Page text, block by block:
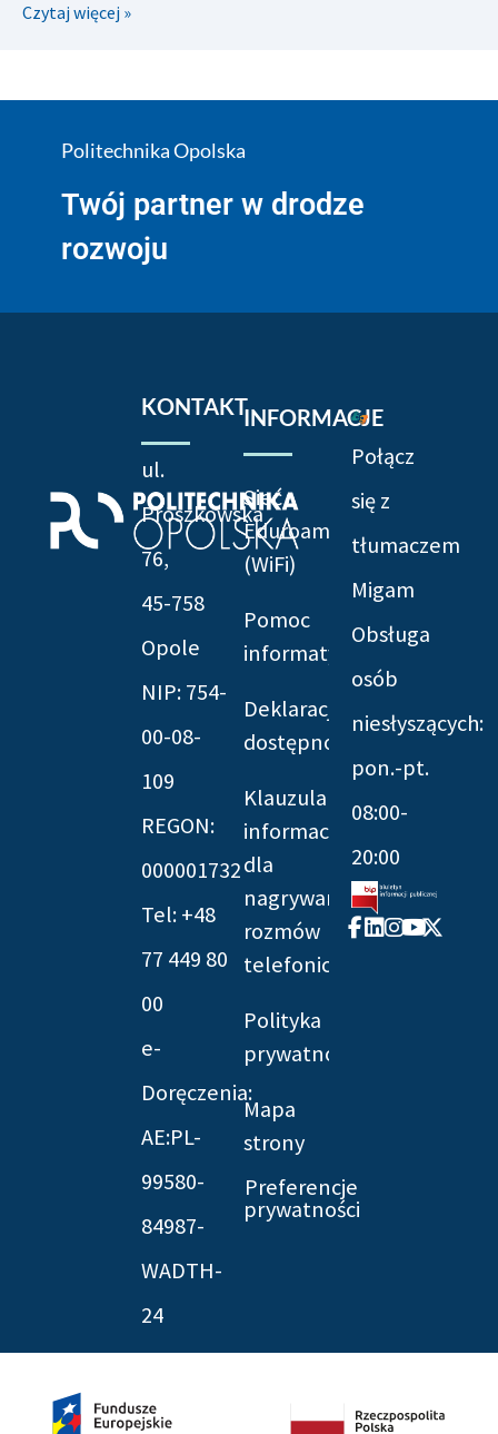
Czytaj więcej »
Politechnika Opolska
Twój partner w drodze
rozwoju
KONTAKT
ul.
Prószkowska
76,
45-758
Opole
NIP: 754-
00-08-
109
REGON:
000001732
Tel: +48
77 449 80
00
e-
Doręczenia:
AE:PL-
99580-
84987-
WADTH-
24
INFORMACJE
Sieć
Eduroam
(WiFi)
Pomoc
informatyczna
Deklaracja
dostępności
Klauzula
informacyjna
dla
nagrywania
rozmów
telefonicznych
Polityka
prywatności
Mapa
strony
Preferencje
prywatności
Połącz
się z
tłumaczem
Migam
Obsługa
osób
niesłyszących:
pon.-pt.
08:00-
20:00
Facebook-
f
Linkedin
Instagram
Youtube
X-
twitter